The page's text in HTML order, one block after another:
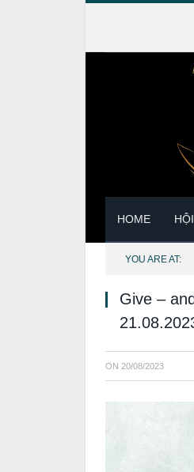
HOME
YOU ARE AT:
Give –
ON 20/08/2023